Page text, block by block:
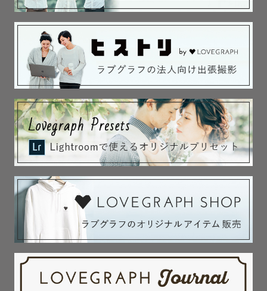
＊撮影地域＊
メインエリア：京都
その他：大阪/滋賀
公共交通機関での移動となりますので、車が必要な場所で
の撮影は上記のエリアであってもご依頼をお受けできない
場合がございます。
交通費往復3,000円を超える場合は、超過分はご負担いた
だきますが何卒ご了承頂ければ幸いです。
＊お打ち合わせ＊
「どんなところでどんな風に撮ってもらえるのだろう？」
事前にお客様のイメージやお好きなもの、思い出など一つ
一つ丁寧にお伺いして、ご希望に応じたお写真をお撮りい
たします！
どんなことでも構いません！思い描いていらっしゃるイメ
ージをぜひ教えてくださいね。